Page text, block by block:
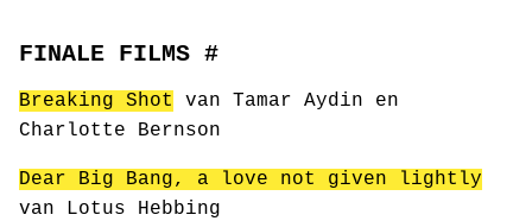
FINALE FILMS #
Breaking Shot
van Tamar Aydin en
Charlotte Bernson
Dear Big Bang, a love not given lightly
van Lotus Hebbing